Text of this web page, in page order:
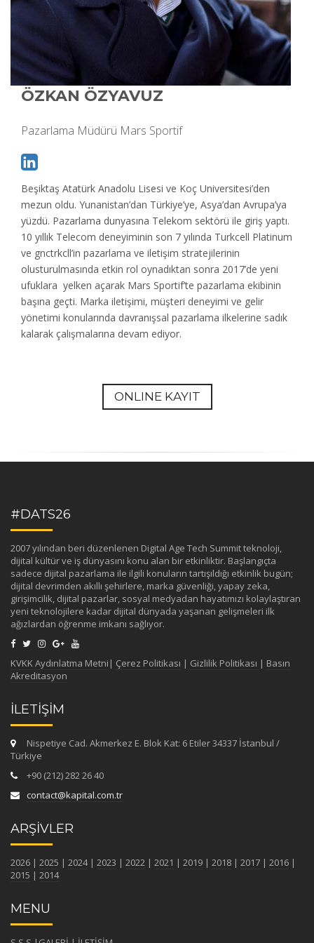
ÖZKAN ÖZYAVUZ
Pazarlama Müdürü Mars Sportif
Beşiktaş Atatürk Anadolu Lisesi ve Koç Universitesi’den
mezun oldu. Yunanistan’dan Türkiye’ye, Asya’dan Avrupa’ya
yüzdü. Pazarlama dunyasına Telekom sektörü ile giriş yaptı.
10 yıllık Telecom deneyiminin son 7 yılında Turkcell Platinum
ve gnctrkcll’in pazarlama ve iletişim stratejilerinin
olusturulmasında etkin rol oynadıktan sonra 2017’de yeni
ufuklara yelken açarak Mars Sportif’te pazarlama ekibinin
başına geçti. Marka iletişimi, müşteri deneyimi ve gelir
yönetimi konularında davranışsal pazarlama ilkelerine sadık
kalarak çalışmalarına devam ediyor.
ONLINE KAYIT
#DATS26
2007 yılından beri düzenlenen Digital Age Tech Summit teknoloji,
dijital kültür ve iş dünyasını konu alan bir etkinliktir. Başlangıçta
sadece dijital pazarlama ile ilgili konuların tartışıldığı etkinlik bugün;
dijital devrimden akıllı şehirlere, marka güvenliği, yapay zeka,
girişimcilik, dijital pazarlar, sosyal medyadan hayatımızı kolaylaştıran
yeni teknolojilere kadar dijital dünyada yaşanan gelişmeleri ilk
ağızlardan öğrenme imkanı sağlıyor.
KVKK Aydınlatma Metni | Çerez Politikası | Gizlilik Politikası | Basın
Akreditasyon
İLETİŞİM
Nispetiye Cad. Akmerkez E. Blok Kat: 6 Etiler 34337 İstanbul /
Türkiye
+90 (212) 282 26 40
contact@kapital.com.tr
ARŞİVLER
2026 | 2025 | 2024| 2023 | 2022 | 2021 | 2019 | 2018 | 2017 | 2016 |
2015 | 2014
MENU